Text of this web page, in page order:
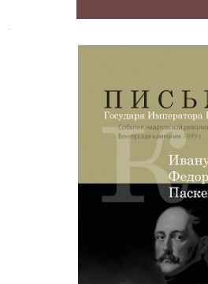
Письма
Павловича к князю
(1848-1855